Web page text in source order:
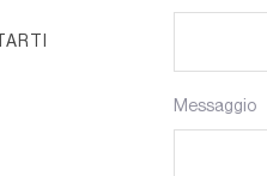
Messaggio